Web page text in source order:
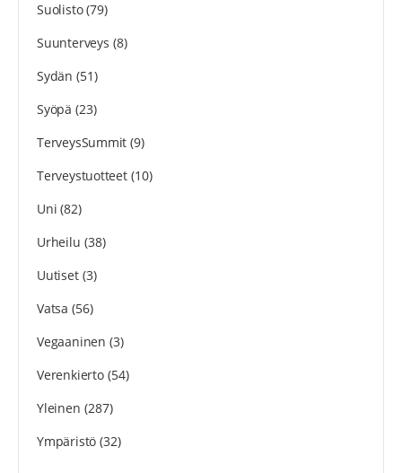
Suolisto(79)
Suunterveys (8)
Sydän (51)
Syöpä (23)
TerveysSummit (9)
Terveystuotteet(10)
Uni (82)
Urheilu (38)
Uutiset(3)
Vatsa (56)
Vegaaninen (3)
Verenkierto(54)
Yleinen (287)
Ympäristö (32)